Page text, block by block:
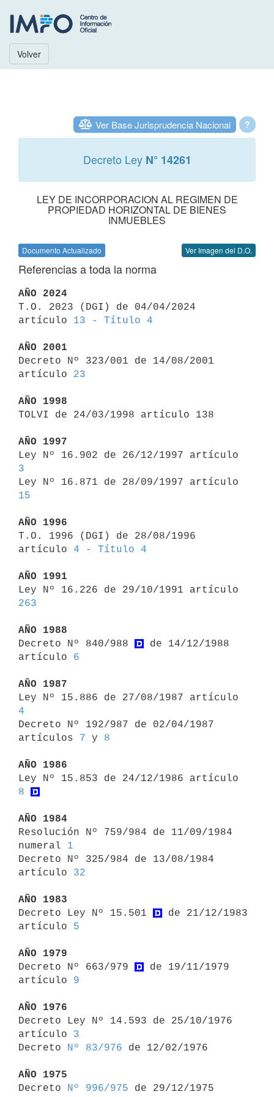
Volver
?
Ver Base Jurisprudencia Nacional
Decreto Ley N° 14261
LEY DE INCORPORACION AL REGIMEN DE
PROPIEDAD HORIZONTAL DE BIENES
INMUEBLES
Documento Actualizado Ver Imagen del D.O.
Referencias a toda la norma
AÑO 2024
T.O. 2023 (DGI) de 04/04/2024
artículo 13 - Título 4
AÑO 2001
Decreto Nº 323/001 de 14/08/2001
artículo 23
AÑO 1998
TOLVI de 24/03/1998 artículo 138
AÑO 1997
3
15
AÑO 1996
T.O. 1996 (DGI) de 28/08/1996
artículo 4 - Título 4
AÑO 1991
263
AÑO 1988
Decreto Nº 840/988
de 14/12/1988
artículo 6
AÑO 1987
4
Decreto Nº 192/987 de 02/04/1987
artículos 7 y 8
AÑO 1986
8
AÑO 1984
Resolución Nº 759/984 de 11/09/1984
numeral 1
Decreto Nº 325/984 de 13/08/1984
artículo 32
AÑO 1983
Decreto Ley Nº 15.501
de 21/12/1983
artículo 5
AÑO 1979
Decreto Nº 663/979
de 19/11/1979
artículo 9
AÑO 1976
Decreto Ley Nº 14.593 de 25/10/1976
artículo 3
Decreto
Nº 83/976 de 12/02/1976
AÑO 1975
Decreto
Nº 996/975 de 29/12/1975